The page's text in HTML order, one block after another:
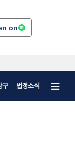
on
구 법정소식